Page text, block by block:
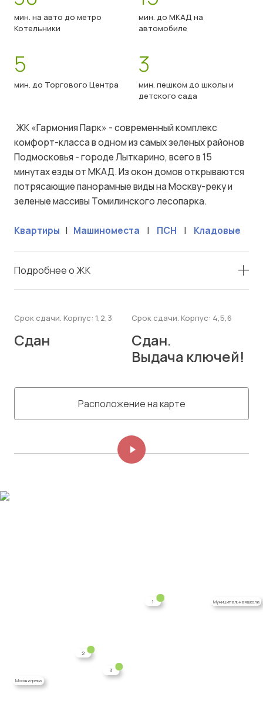
мин. на авто до метро
Котельники
мин. до МКАД на
автомобиле
5
мин. до Торгового Центра
3
мин. пешком до школы и
детского сада
ЖК «Гармония Парк» - современный комплекс
комфорт-класса в одном из самых зеленых районов
Подмосковья - городе Лыткарино, всего в 15
минутах езды от МКАД. Из окон домов открываются
потрясающие панорамные виды на Москву-реку и
зеленые массивы Томилинского лесопарка.
Квартиры | Машиноместа | ПСН | Кладовые
Подробнее о ЖК
Срок сдачи. Корпус: 1,2,3
Сдан
Срок сдачи. Корпус: 4,5,6
Сдан.
Выдача ключей!
Расположение на карте
Москва-река
Муниципальная школа
2
1
3